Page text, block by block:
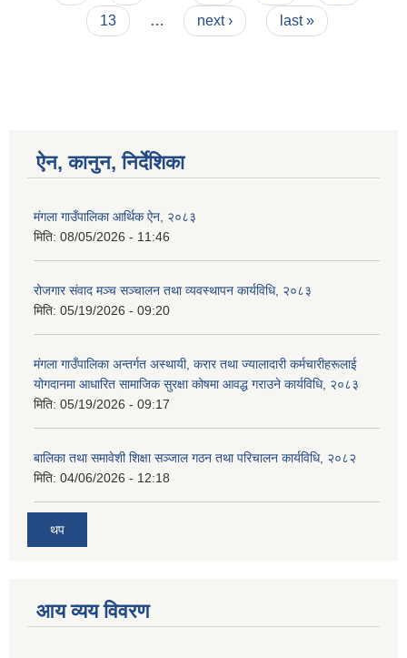
13
… next › last »
ऐन, कानुन, निर्देशिका
मंगला गाउँपालिका आर्थिक ऐन, २०८३
मिति: 08/05/2026 - 11:46
रोजगार संवाद मञ्च सञ्चालन तथा व्यवस्थापन कार्यविधि, २०८३
मिति: 05/19/2026 - 09:20
मंगला गाउँपालिका अन्तर्गत अस्थायी, करार तथा ज्यालादारी कर्मचारीहरूलाई
योगदानमा आधारित सामाजिक सुरक्षा कोषमा आवद्ध गराउने कार्यविधि, २०८३
मिति: 05/19/2026 - 09:17
बालिका तथा समावेशी शिक्षा सञ्जाल गठन तथा परिचालन कार्यविधि, २०८२
मिति: 04/06/2026 - 12:18
थप
आय व्यय विवरण